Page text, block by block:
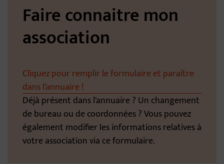
Faire connaitre mon
association
Cliquez pour remplir le formulaire et paraître
dans l'annuaire !
Déjà présent dans l'annuaire ? Un changement
de bureau ou de coordonnées ? Vous pouvez
également modifier les informations relatives à
votre association via ce formulaire.